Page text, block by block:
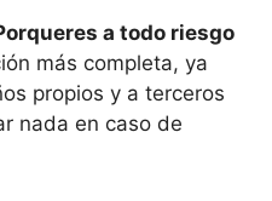
a todo riesgo
más completa, ya
propios y a terceros
nada en caso de